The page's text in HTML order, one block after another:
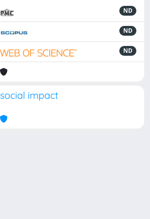
ND
ND
ND
social impact